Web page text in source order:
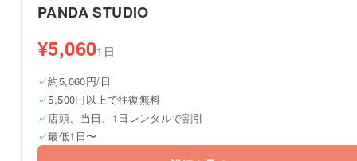
PANDA STUDIO
¥5,0601日
約5,060円/日
5,500円以上で往復無料
店頭、当日、1日レンタルで割引
最低1日〜